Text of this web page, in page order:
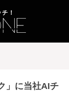
！
」に当社AIチ